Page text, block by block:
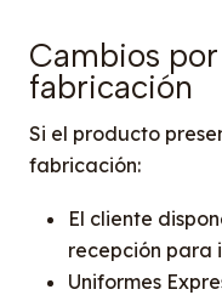
Cambios
fabricación
Si el producto
fabricación:
El cliente
recepción para
Uniformes